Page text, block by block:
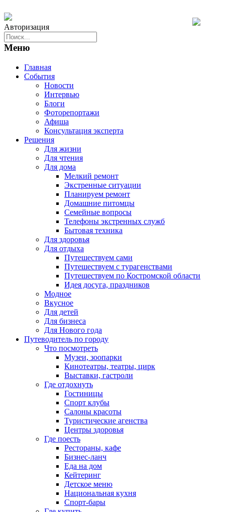
Авторизация
Меню
Главная
События
Новости
Интервью
Блоги
Фоторепортажи
Афиша
Консультация эксперта
Решения
Для жизни
Для чтения
Для дома
Мелкий ремонт
Экстренные ситуации
Планируем ремонт
Домашние питомцы
Семейные вопросы
Телефоны экстренных служб
Бытовая техника
Для здоровья
Для отдыха
Путешествуем сами
Путешествуем с турагенствами
Путешествуем по Костромской области
Идея досуга, праздников
Модное
Вкусное
Для детей
Для бизнеса
Для Нового года
Путеводитель по городу
Что посмотреть
Музеи, зоопарки
Кинотеатры, театры, цирк
Выставки, гастроли
Где отдохнуть
Гостиницы
Спорт клубы
Салоны красоты
Туристические агенства
Центры здоровья
Где поесть
Рестораны, кафе
Бизнес-ланч
Еда на дом
Кейтеринг
Детское меню
Национальная кухня
Спорт-бары